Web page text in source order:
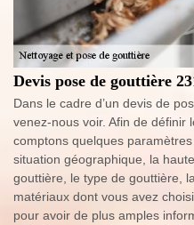
Devis pose de gouttière
Dans le cadre d’un devis de
venez-nous voir. Afin de définir
comptons quelques
situation géographique, la
gouttière, le type de gouttière,
matériaux dont vous avez
pour avoir de plus amples